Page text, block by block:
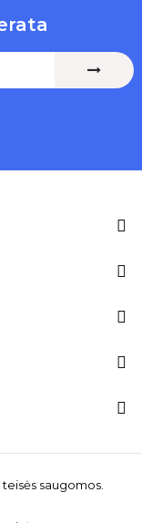





saugomos.